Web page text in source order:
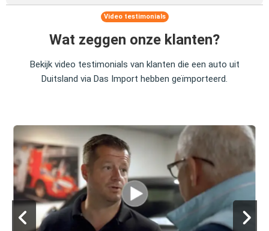
Video testimonials
Wat zeggen onze klanten?
Bekijk video testimonials van klanten die een auto uit
Duitsland via Das Import hebben geïmporteerd.